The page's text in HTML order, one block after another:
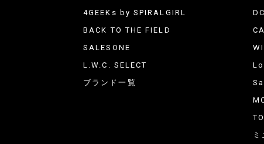
4GEEKs by SPIRALGIRL
BACK TO THE FIELD
SALESONE
L.W.C. SELECT
ブランド一覧
DC
ミ